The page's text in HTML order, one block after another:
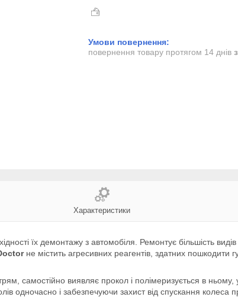
повернення товару протягом 14 днів
Характеристики
їх демонтажу з автомобіля. Ремонтує більшість
не містить агресивних реагентів, здатних пошкодити
самостійно виявляє прокол і полімеризується в
одночасно і забезпечуючи захист від спускання колеса